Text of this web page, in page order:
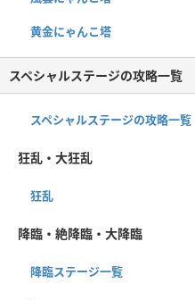
黄金にゃんこ塔
スペシャルステージの攻略一覧
スペシャルステージの攻略一覧
狂乱・大狂乱
狂乱
降臨・絶降臨・大降臨
降臨ステージ一覧